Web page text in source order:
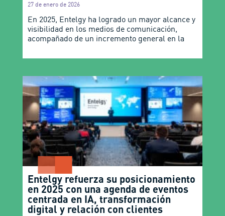
27 de enero de 2026
En 2025, Entelgy ha logrado un mayor alcance y
visibilidad en los medios de comunicación,
acompañado de un incremento general en la
Entelgy refuerza su posicionamiento
en 2025 con una agenda de eventos
centrada en IA, transformación
digital y relación con clientes